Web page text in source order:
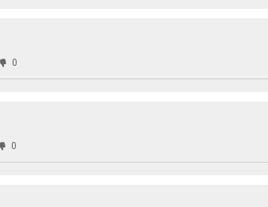
0
0